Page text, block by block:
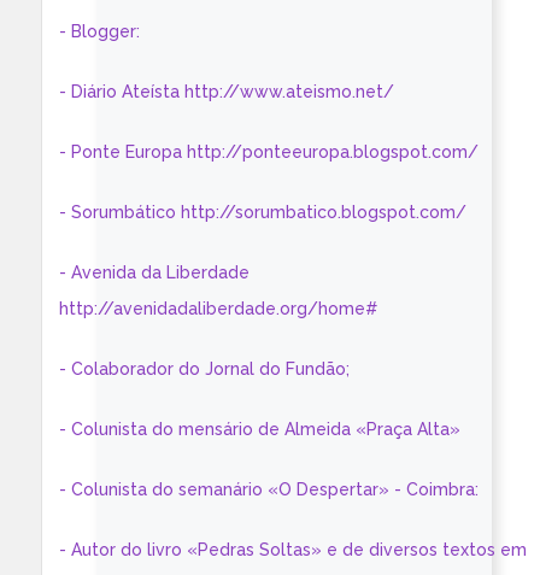
- Blogger:
- Diário Ateísta http://www.ateismo.net/
- Ponte Europa http://ponteeuropa.blogspot.com/
- Sorumbático http://sorumbatico.blogspot.com/
- Avenida da Liberdade
http://avenidadaliberdade.org/home#
- Colaborador do Jornal do Fundão;
- Colunista do mensário de Almeida «Praça Alta»
- Colunista do semanário «O Despertar» - Coimbra:
- Autor do livro «Pedras Soltas» e de diversos textos em